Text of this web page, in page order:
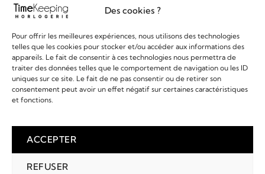
Des cookies ?
Pour offrir les meilleures expériences, nous utilisons des technologies
telles que les cookies pour stocker et/ou accéder aux informations des
appareils. Le fait de consentir à ces technologies nous permettra de
traiter des données telles que le comportement de navigation ou les ID
uniques sur ce site. Le fait de ne pas consentir ou de retirer son
consentement peut avoir un effet négatif sur certaines caractéristiques
et fonctions.
ACCEPTER
REFUSER
02 31 47 49 97
contact@timekeeping.fr
Liens utiles
2026 © TIMEKEEPING - Réalisé par